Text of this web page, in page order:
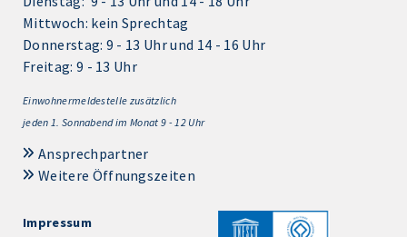
Mittwoch: kein Sprechtag
Donnerstag: 9 - 13 Uhr und 14 - 16 Uhr
Freitag: 9 - 13 Uhr
Einwohnermeldestelle zusätzlich
jeden 1. Sonnabend im Monat 9 - 12 Uhr
Ansprechpartner
Weitere Öffnungszeiten
Impressum